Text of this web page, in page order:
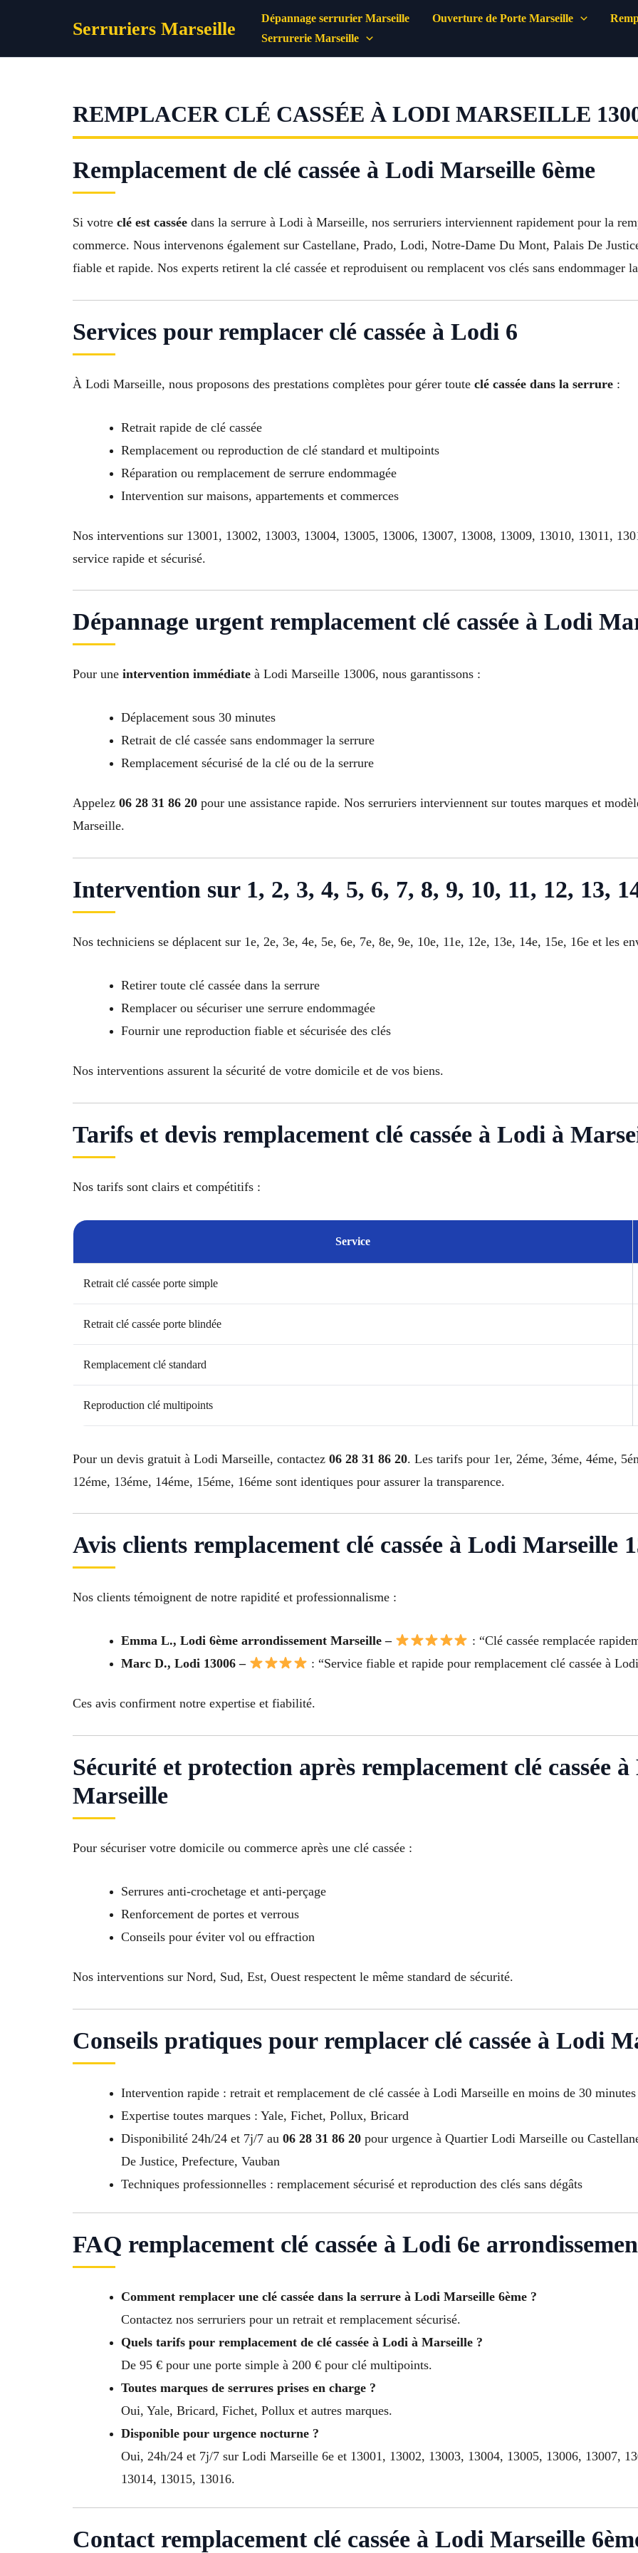
Serruriers Marseille Dépannage serrurier Marseille Ouverture de Porte Marseille
Serrurerie Marseille
REMPLACER CLÉ CASSÉE À LODI MARSEILLE
Remplacement de clé cassée à Lodi Marseille 6ème
Si votre clé est cassée dans la serrure à Lodi à Marseille, nos serruriers interviennent rapidement pour la
commerce. Nous intervenons également sur Castellane, Prado, Lodi, Notre-Dame Du Mont, Palais De
fiable et rapide. Nos experts retirent la clé cassée et reproduisent ou remplacent vos clés sans endommager
Services pour remplacer clé cassée à Lodi 6
À Lodi Marseille, nous proposons des prestations complètes pour gérer toute clé cassée dans la serrure :
Retrait rapide de clé cassée
Remplacement ou reproduction de clé standard et multipoints
Réparation ou remplacement de serrure endommagée
Intervention sur maisons, appartements et commerces
Nos interventions sur 13001, 13002, 13003, 13004, 13005, 13006, 13007, 13008, 13009, 13010, 13011,
service rapide et sécurisé.
Dépannage urgent remplacement clé cassée à Lodi
Pour une intervention immédiate à Lodi Marseille 13006, nous garantissons :
Déplacement sous 30 minutes
Retrait de clé cassée sans endommager la serrure
Remplacement sécurisé de la clé ou de la serrure
Appelez 06 28 31 86 20 pour une assistance rapide. Nos serruriers interviennent sur toutes marques et
Marseille.
Intervention sur 1, 2, 3, 4, 5, 6, 7, 8, 9, 10, 11, 12, 13,
Nos techniciens se déplacent sur 1e, 2e, 3e, 4e, 5e, 6e, 7e, 8e, 9e, 10e, 11e, 12e, 13e, 14e, 15e, 16e et les
Retirer toute clé cassée dans la serrure
Remplacer ou sécuriser une serrure endommagée
Fournir une reproduction fiable et sécurisée des clés
Nos interventions assurent la sécurité de votre domicile et de vos biens.
Tarifs et devis remplacement clé cassée à Lodi à
Nos tarifs sont clairs et compétitifs :
Service
Retrait clé cassée porte simple
Retrait clé cassée porte blindée
Remplacement clé standard
Reproduction clé multipoints
Pour un devis gratuit à Lodi Marseille, contactez 06 28 31 86 20. Les tarifs pour 1er, 2éme, 3éme, 4éme,
12éme, 13éme, 14éme, 15éme, 16éme sont identiques pour assurer la transparence.
Avis clients remplacement clé cassée à Lodi Marseille
Nos clients témoignent de notre rapidité et professionnalisme :
Emma L., Lodi 6ème arrondissement Marseille –
: “Clé cassée remplacée
Marc D., Lodi 13006 –
: “Service fiable et rapide pour remplacement clé cassée à
Ces avis confirment notre expertise et fiabilité.
Sécurité et protection après remplacement clé cassée
Marseille
Pour sécuriser votre domicile ou commerce après une clé cassée :
Serrures anti-crochetage et anti-perçage
Renforcement de portes et verrous
Conseils pour éviter vol ou effraction
Nos interventions sur Nord, Sud, Est, Ouest respectent le même standard de sécurité.
Conseils pratiques pour remplacer clé cassée à Lodi
Intervention rapide : retrait et remplacement de clé cassée à Lodi Marseille en moins de 30 minutes
Expertise toutes marques : Yale, Fichet, Pollux, Bricard
Disponibilité 24h/24 et 7j/7 au 06 28 31 86 20 pour urgence à Quartier Lodi Marseille ou
De Justice, Prefecture, Vauban
Techniques professionnelles : remplacement sécurisé et reproduction des clés sans dégâts
FAQ remplacement clé cassée à Lodi 6e
Comment remplacer une clé cassée dans la serrure à Lodi Marseille 6ème ?
Contactez nos serruriers pour un retrait et remplacement sécurisé.
Quels tarifs pour remplacement de clé cassée à Lodi à Marseille ?
De 95 € pour une porte simple à 200 € pour clé multipoints.
Toutes marques de serrures prises en charge ?
Oui, Yale, Bricard, Fichet, Pollux et autres marques.
Disponible pour urgence nocturne ?
Oui, 24h/24 et 7j/7 sur Lodi Marseille 6e et 13001, 13002, 13003, 13004, 13005, 13006, 13007,
13014, 13015, 13016.
Contact remplacement clé cassée à Lodi Marseille